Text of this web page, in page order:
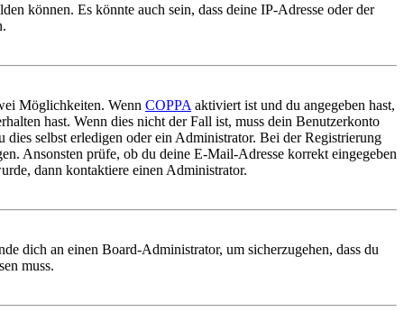
können. Es könnte auch sein, dass deine IP-Adresse oder der
Möglichkeiten. Wenn COPPA aktiviert ist und du angegeben hast,
hast. Wenn dies nicht der Fall ist, muss dein Benutzerkonto
selbst erledigen oder ein Administrator. Bei der Registrierung
Ansonsten prüfe, ob du deine E-Mail-Adresse korrekt eingegeben
dann kontaktiere einen Administrator.
dich an einen Board-Administrator, um sicherzugehen, dass du
muss.